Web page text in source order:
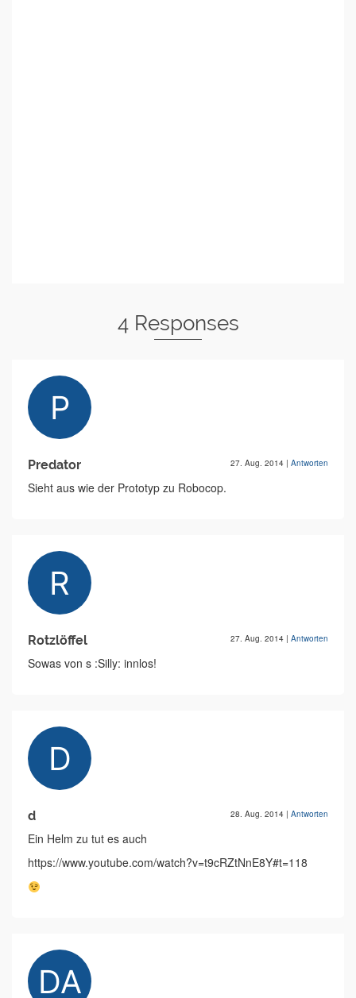
4 Responses
Predator 27. Aug. 2014 | Antworten
Sieht aus wie der Prototyp zu Robocop.
Rotzlöffel 27. Aug. 2014 | Antworten
Sowas von s :Silly: innlos!
d 28. Aug. 2014 | Antworten
Ein Helm zu tut es auch
https://www.youtube.com/watch?v=t9cRZtNnE8Y#t=118